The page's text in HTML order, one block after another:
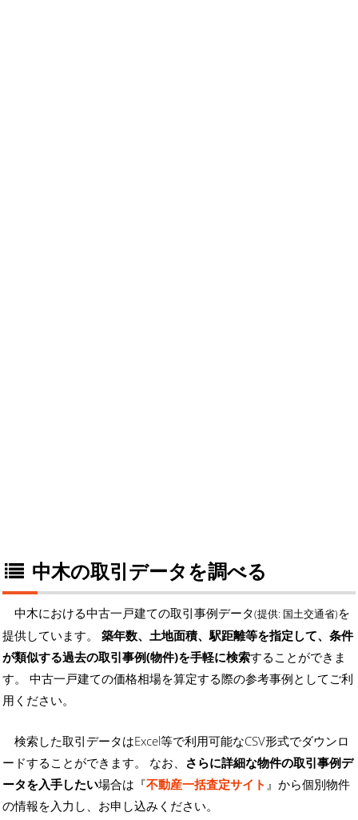
中木の取引データを調べる
中木における中古一戸建ての取引事例データ(提供: 国土交通省)を
提供しています。 築年数、土地面積、駅距離等を指定して、条件
が類似する過去の取引事例(物件)を手軽に検索することができま
す。 中古一戸建ての価格相場を算定する際の参考事例としてご利
用ください。
検索した取引データはExcel等で利用可能なCSV形式でダウンロ
ードすることができます。 なお、 さらに詳細な物件の取引事例デ
ータを入手したい場合は『不動産一括査定サイト 』から個別物件
の情報を入力し、お申し込みください。